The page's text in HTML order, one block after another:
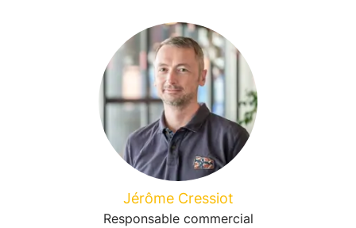
Jérôme Cressiot
Responsable commercial